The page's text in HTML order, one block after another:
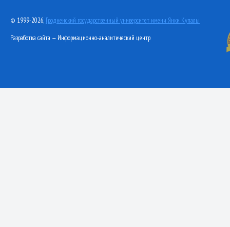
© 1999-2026, Гродненский государственный университет имени Янки Купалы
Разработка сайта — Информационно-аналитический центр